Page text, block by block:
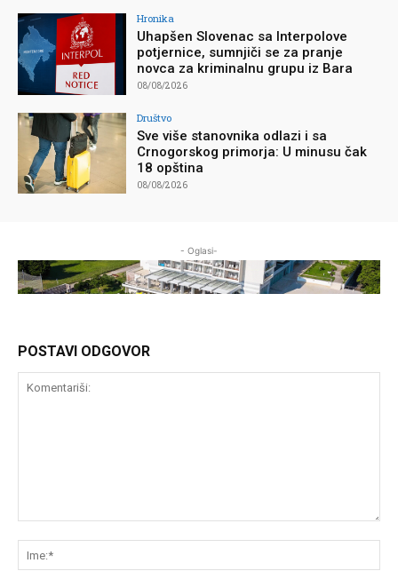
Hronika
Uhapšen Slovenac sa Interpolove
potjernice, sumnjiči se za pranje
novca za kriminalnu grupu iz Bara
08/08/2026
Društvo
Sve više stanovnika odlazi i sa
Crnogorskog primorja: U minusu čak
18 opština
08/08/2026
- Oglasi-
POSTAVI ODGOVOR